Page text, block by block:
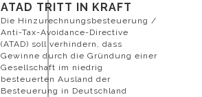
ATAD TRITT IN KRAFT
Die Hinzurechnungsbesteuerung /
Anti-Tax-Avoidance-Directive
(ATAD) soll verhindern, dass
Gewinne durch die Gründung einer
Gesellschaft im niedrig
besteuerten Ausland der
Besteuerung in Deutschland